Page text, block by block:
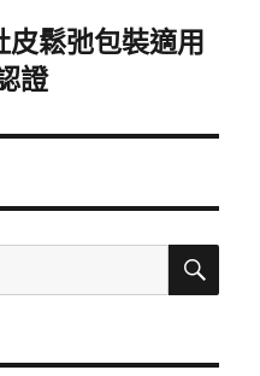
鬆弛包裝適用
證
搜